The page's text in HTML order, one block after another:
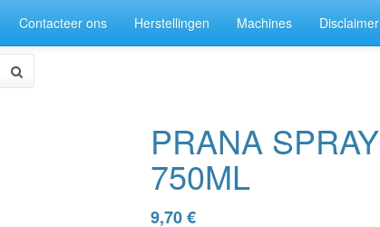
Contacteer ons Herstellingen Machines Disclaimer
PRANA SPRAY
750ML
9,70€